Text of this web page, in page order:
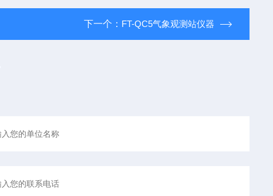
下一个： FT-QC5气象观测站仪器